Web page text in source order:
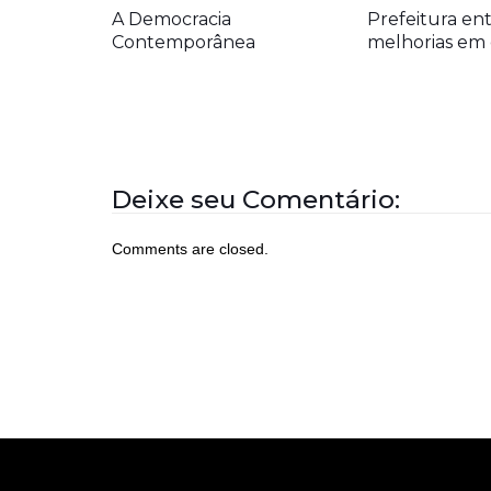
A Democracia
Contemporânea
Prefeitura
melhorias em
Deixe seu Comentário:
Comments are closed.